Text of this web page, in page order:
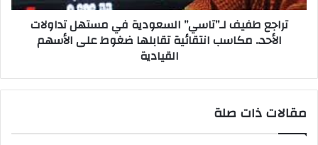
مكاسب
انتقائية
الأسهم
تراجع طفيف لـ”تاسي” السعودية في مستهل تداولات
الأحد.. مكاسب انتقائية تقابلها ضغوط على الأسهم
القيادية
مقالات ذات صلة